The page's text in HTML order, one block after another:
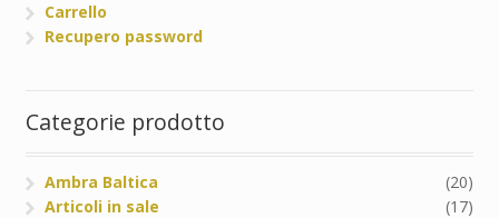
Carrello
Recupero password
Categorie prodotto
Ambra Baltica
(20)
Articoli in sale
(17)